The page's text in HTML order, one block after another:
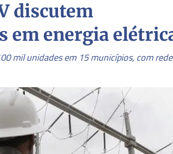
discutem
em energia
mil unidades em 15 municípios, com